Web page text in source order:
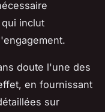
inclut
doute l'une des
en fournissant
sur